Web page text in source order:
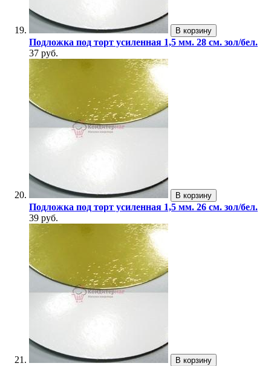
В корзину
Подложка под торт усиленная 1,5 мм. 28 см. зол/бел.
37 руб.
В корзину
Подложка под торт усиленная 1,5 мм. 26 см. зол/бел.
39 руб.
В корзину